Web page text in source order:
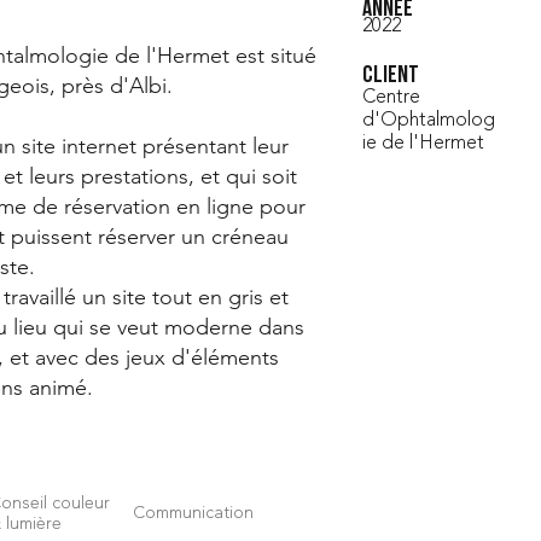
couleur
lumière
Communication
de l'Hermet est situé
près d'Albi.
site internet présentant leur
leurs prestations, et qui soit
de réservation en ligne pour
puissent réserver un créneau
un site tout en gris et
lieu qui se veut moderne dans
et avec des jeux d'éléments
animé.
Année
2022
Client
Centre
d'Ophtalmolog
ie de l'Hermet